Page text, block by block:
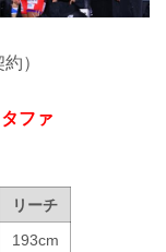
）
ファ
リーチ
193cm